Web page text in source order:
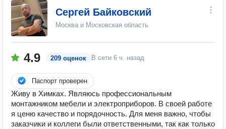
Сергей Байковский
Москва и Московская область
4.9 209 оценок В сети 6 ч. назад
Паспорт проверен
Живу в Химках. Являюсь профессиональным
монтажником мебели и электроприборов. В своей работе
я ценю качество и порядочность. Для меня важно, чтобы
заказчики и коллеги были ответственными, так как только